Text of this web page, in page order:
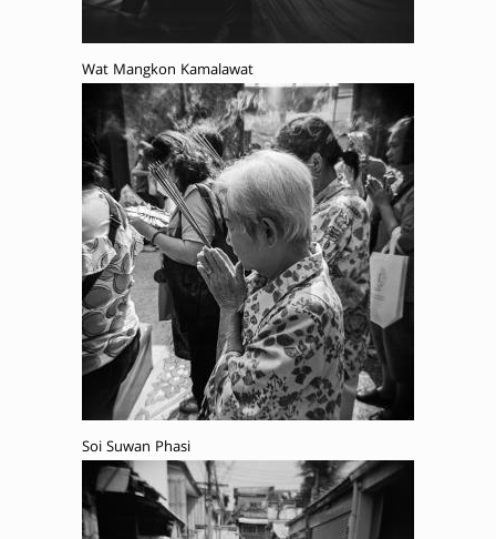
Wat Mangkon Kamalawat
Soi Suwan Phasi